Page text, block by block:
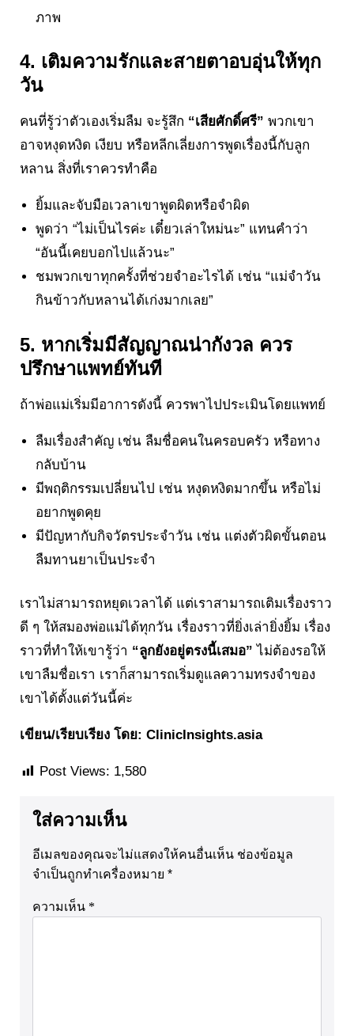
ภาพ
4. เติมความรักและสายตาอบอุ่นให้ทุก
วัน
คนที่รู้ว่าตัวเองเริ่มลืม จะรู้สึก “เสียศักดิ์ศรี” พวกเขา
อาจหงุดหงิด เงียบ หรือหลีกเลี่ยงการพูดเรื่องนี้กับลูก
หลาน สิ่งที่เราควรทำคือ
ยิ้มและจับมือเวลาเขาพูดผิดหรือจำผิด
พูดว่า “ไม่เป็นไรค่ะ เดี๋ยวเล่าใหม่นะ” แทนคำว่า
“อันนี้เคยบอกไปแล้วนะ”
ชมพวกเขาทุกครั้งที่ช่วยจำอะไรได้ เช่น “แม่จำวัน
กินข้าวกับหลานได้เก่งมากเลย”
5. หากเริ่มมีสัญญาณน่ากังวล ควร
ปรึกษาแพทย์ทันที
ถ้าพ่อแม่เริ่มมีอาการดังนี้ ควรพาไปประเมินโดยแพทย์
ลืมเรื่องสำคัญ เช่น ลืมชื่อคนในครอบครัว หรือทาง
กลับบ้าน
มีพฤติกรรมเปลี่ยนไป เช่น หงุดหงิดมากขึ้น หรือไม่
อยากพูดคุย
มีปัญหากับกิจวัตรประจำวัน เช่น แต่งตัวผิดขั้นตอน
ลืมทานยาเป็นประจำ
เราไม่สามารถหยุดเวลาได้ แต่เราสามารถเติมเรื่องราว
ดี ๆ ให้สมองพ่อแม่ได้ทุกวัน เรื่องราวที่ยิ่งเล่ายิ่งยิ้ม เรื่อง
ราวที่ทำให้เขารู้ว่า “ลูกยังอยู่ตรงนี้เสมอ” ไม่ต้องรอให้
เขาลืมชื่อเรา เราก็สามารถเริ่มดูแลความทรงจำของ
เขาได้ตั้งแต่วันนี้ค่ะ
เขียน/เรียบเรียง โดย: ClinicInsights.asia
Post Views: 1,580
ใส่ความเห็น
อีเมลของคุณจะไม่แสดงให้คนอื่นเห็น ช่องข้อมูล
จำเป็นถูกทำเครื่องหมาย *
ความเห็น *